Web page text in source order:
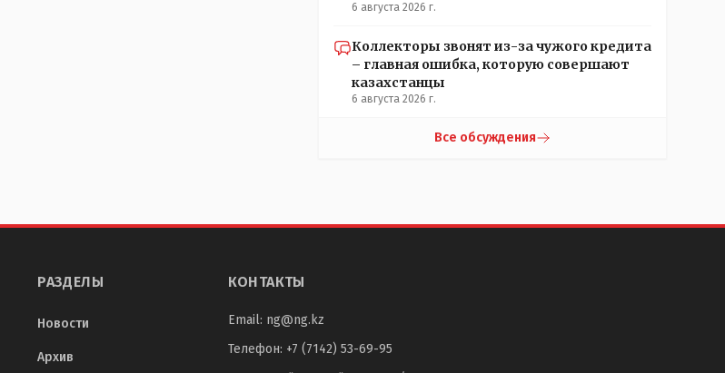
6 августа 2026 г.
Коллекторы звонят из-за чужого кредита
– главная ошибка, которую совершают
казахстанцы
6 августа 2026 г.
Все обсуждения
РАЗДЕЛЫ
Новости
Архив
КОНТАКТЫ
Email: ng@ng.kz
Телефон: +7 (7142) 53-69-95